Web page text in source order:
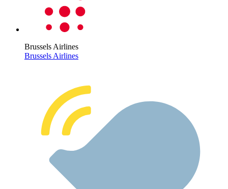
Brussels Airlines
Brussels Airlines